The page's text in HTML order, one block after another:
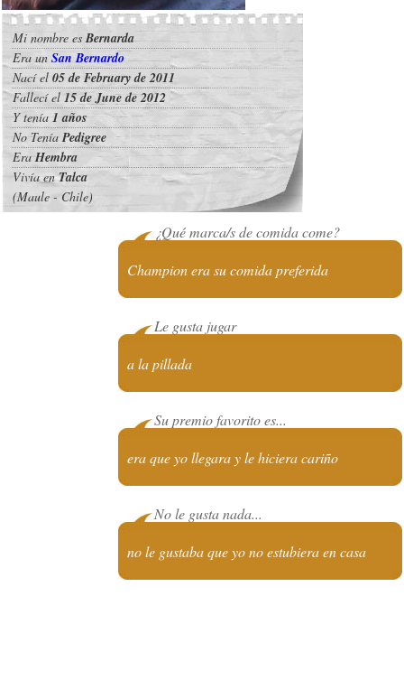
Mi nombre esBernarda
Era un San Bernardo
Nací el 05 de February de 2011
Fallecí el 15 de June de 2012
Y tenía 1 años
No Tenía Pedigree
EraHembra
Vivía enTalca
(Maule - Chile)
¿Qué marca/s de comida come?
Champion era su comida preferida
Le gusta jugar
a la pillada
Su premio favorito es...
era que yo llegara y le hiciera cariño
No le gusta nada...
no le gustaba que yo no estubiera en casa